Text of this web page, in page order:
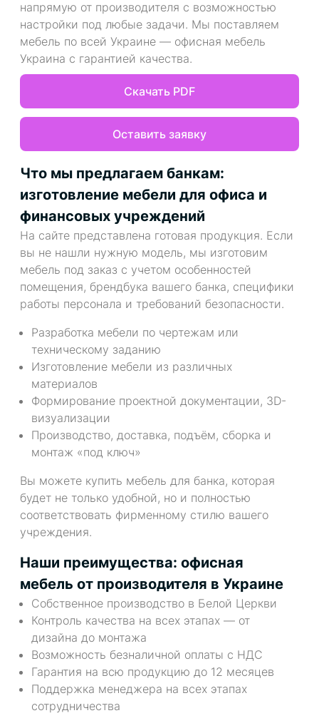
напрямую от производителя с возможностью
настройки под любые задачи. Мы поставляем
мебель по всей Украине — офисная мебель
Украина с гарантией качества.
Скачать PDF
Оставить заявку
Что мы предлагаем банкам:
изготовление мебели для офиса и
финансовых учреждений
На сайте представлена готовая продукция. Если
вы не нашли нужную модель, мы изготовим
мебель под заказ с учетом особенностей
помещения, брендбука вашего банка, специфики
работы персонала и требований безопасности.
Разработка мебели по чертежам или
техническому заданию
Изготовление мебели из различных
материалов
Формирование проектной документации, 3D-
визуализации
Производство, доставка, подъём, сборка и
монтаж «под ключ»
Вы можете купить мебель для банка, которая
будет не только удобной, но и полностью
соответствовать фирменному стилю вашего
учреждения.
Наши преимущества: офисная
мебель от производителя в Украине
Собственное производство в Белой Церкви
Контроль качества на всех этапах — от
дизайна до монтажа
Возможность безналичной оплаты с НДС
Гарантия на всю продукцию до 12 месяцев
Поддержка менеджера на всех этапах
сотрудничества